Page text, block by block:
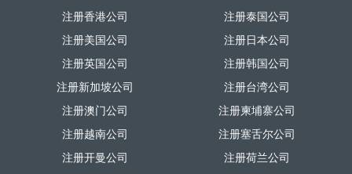
注册香港公司
注册美国公司
注册英国公司
注册新加坡公司
注册澳门公司
注册泰国公司
注册日本公司
注册韩国公司
注册台湾公司
注册柬埔寨公司
注册越南公司
注册开曼公司
注册塞舌尔公司
注册荷兰公司